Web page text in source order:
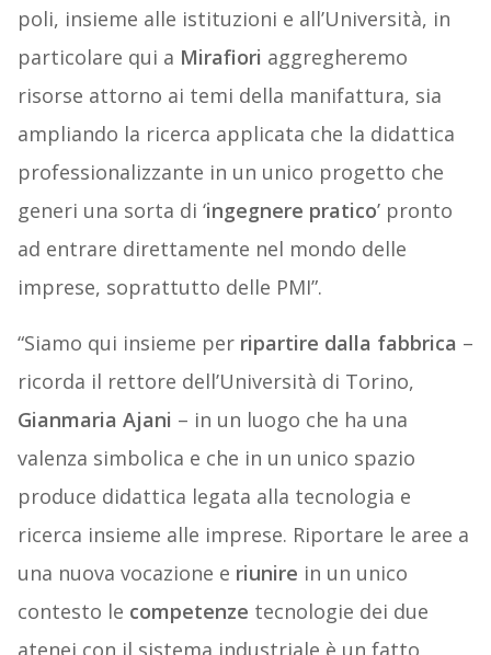
poli, insieme alle istituzioni e all’Università, in
particolare qui a Mirafiori aggregheremo
risorse attorno ai temi della manifattura, sia
ampliando la ricerca applicata che la didattica
professionalizzante in un unico progetto che
generi una sorta di ‘ingegnere pratico’ pronto
ad entrare direttamente nel mondo delle
imprese, soprattutto delle PMI”.
“Siamo qui insieme per ripartire dalla fabbrica –
ricorda il rettore dell’Università di Torino,
Gianmaria Ajani – in un luogo che ha una
valenza simbolica e che in un unico spazio
produce didattica legata alla tecnologia e
ricerca insieme alle imprese. Riportare le aree a
una nuova vocazione e riunire in un unico
contesto le competenze tecnologie dei due